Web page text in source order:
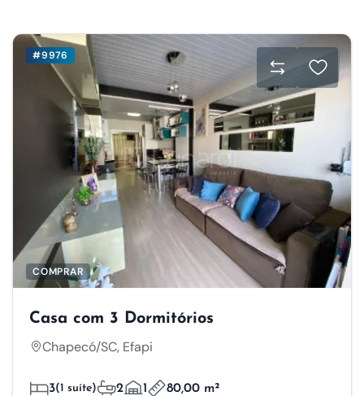
#9976
COMPRAR
Casa com 3 Dormitórios
Chapecó/SC, Efapi
3(1 suíte) 2 1 80,00 m²